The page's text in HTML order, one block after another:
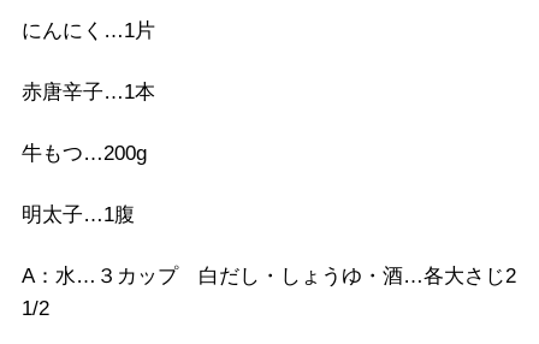
にんにく…1片
赤唐辛子…1本
牛もつ…200g
明太子…1腹
A：水…３カップ 白だし・しょうゆ・酒…各大さじ2
1/2